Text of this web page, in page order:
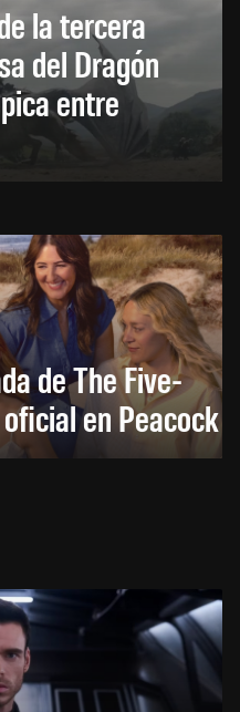
la tercera
del Dragón
entre
de The Five-
en Peacock